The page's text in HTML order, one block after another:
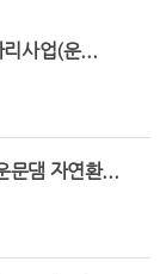
사업(운...
문댐 자연환...